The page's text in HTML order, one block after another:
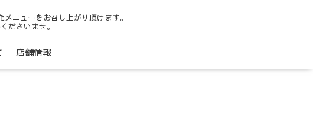
ニューをお召し上がり頂けます。
ださいませ。
店舗情報